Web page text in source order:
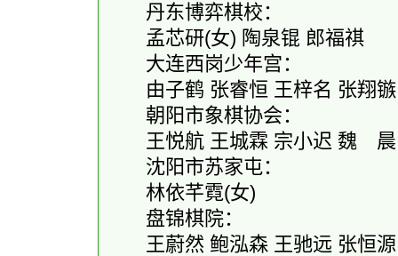
丹东博弈棋校：
孟芯研(女) 陶泉锟 郎福祺
大连西岗少年宫：
由子鹤 张睿恒 王梓名 张翔镞
朝阳市象棋协会：
王悦航 王城霖 宗小迟 魏 晨
沈阳市苏家屯：
林依芊霓(女)
盘锦棋院：
王蔚然 鲍泓森 王驰远 张恒源